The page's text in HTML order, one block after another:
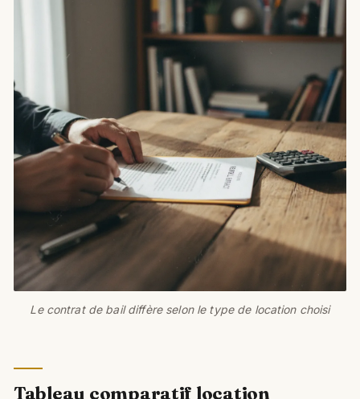
Le contrat de bail diffère selon le type de location choisi
Tableau comparatif location